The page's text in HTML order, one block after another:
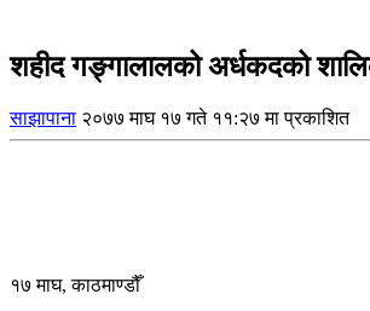
शहीद गङ्गालालको अर्धकदको
साझापाना २०७७ माघ १७ गते ११:२७ मा प्रकाशित
१७ माघ, काठमाण्डौँ